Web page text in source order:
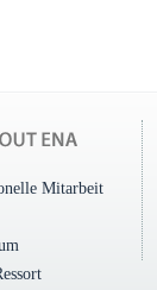
Mitarbeit